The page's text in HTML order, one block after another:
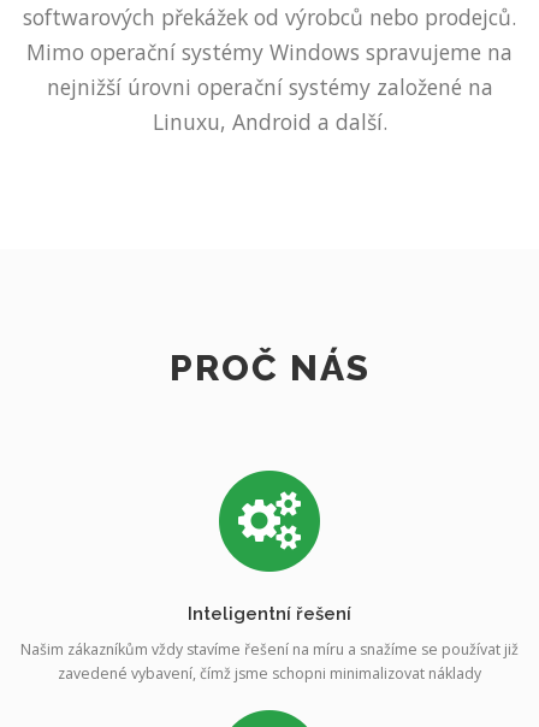
softwarových překážek od výrobců nebo prodejců.
Mimo operační systémy Windows spravujeme na
nejnižší úrovni operační systémy založené na
Linuxu, Android a další.
PROČ NÁS
Inteligentní řešení
Našim zákazníkům vždy stavíme řešení na míru a snažíme se používat již
zavedené vybavení, čímž jsme schopni minimalizovat náklady